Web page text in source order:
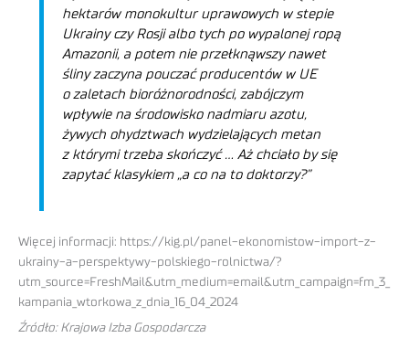
hektarów monokultur uprawowych w stepie
Ukrainy czy Rosji albo tych po wypalonej ropą
Amazonii, a potem nie przełknąwszy nawet
śliny zaczyna pouczać producentów w UE
o zaletach bioróżnorodności, zabójczym
wpływie na środowisko nadmiaru azotu,
żywych ohydztwach wydzielających metan
z którymi trzeba skończyć … Aż chciało by się
zapytać klasykiem „a co na to doktorzy?”
Więcej informacji: https://kig.pl/panel-ekonomistow-import-z-
ukrainy-a-perspektywy-polskiego-rolnictwa/?
utm_source=FreshMail&utm_medium=email&utm_campaign=fm_3_
kampania_wtorkowa_z_dnia_16_04_2024
Źródło: Krajowa Izba Gospodarcza